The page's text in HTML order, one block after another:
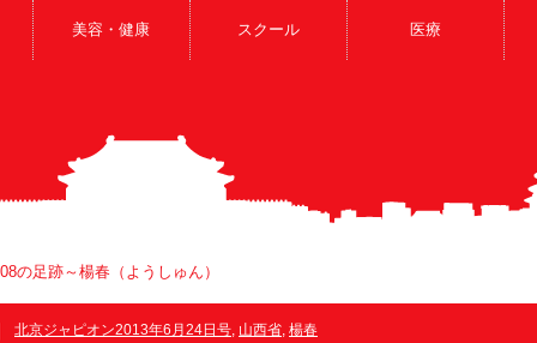
美容・健康 スクール 医療
の足跡～楊春（ようしゅん）
北京ジャピオン2013年6月24日号, 山西省, 楊春